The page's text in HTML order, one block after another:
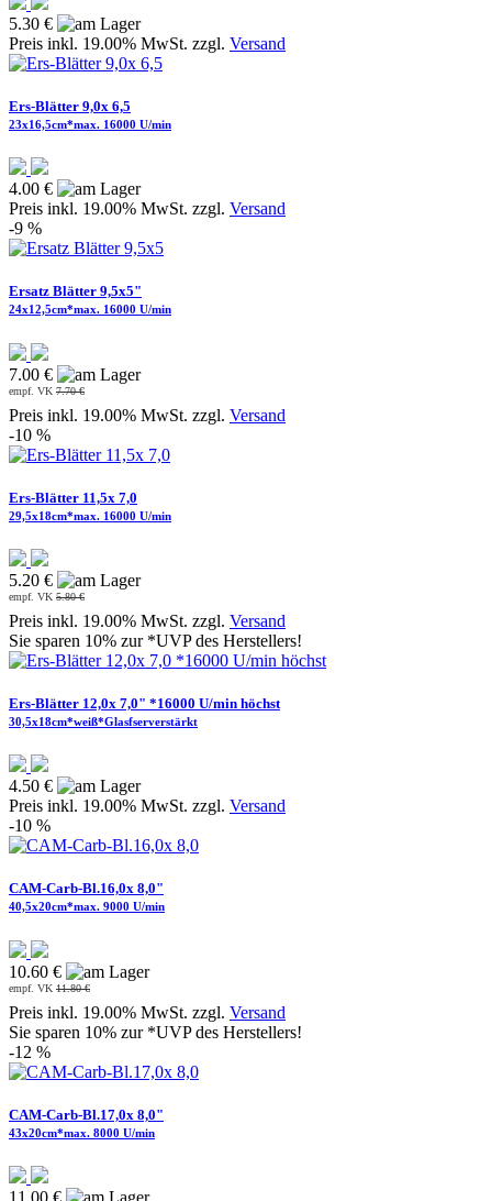
5.30 €
Preis inkl. 19.00% MwSt. zzgl. Versand
Ers-Blätter 9,0x 6,5
23x16,5cm*max. 16000 U/min
4.00 €
Preis inkl. 19.00% MwSt. zzgl. Versand
-9 %
Ersatz Blätter 9,5x5"
24x12,5cm*max. 16000 U/min
7.00 €
empf. VK 7.70 €
Preis inkl. 19.00% MwSt. zzgl. Versand
-10 %
Ers-Blätter 11,5x 7,0
29,5x18cm*max. 16000 U/min
5.20 €
empf. VK 5.80 €
Preis inkl. 19.00% MwSt. zzgl. Versand
Sie sparen 10% zur *UVP des Herstellers!
Ers-Blätter 12,0x 7,0" *16000 U/min höchst
30,5x18cm*weiß*Glasfserverstärkt
4.50 €
Preis inkl. 19.00% MwSt. zzgl. Versand
-10 %
CAM-Carb-Bl.16,0x 8,0"
40,5x20cm*max. 9000 U/min
10.60 €
empf. VK 11.80 €
Preis inkl. 19.00% MwSt. zzgl. Versand
Sie sparen 10% zur *UVP des Herstellers!
-12 %
CAM-Carb-Bl.17,0x 8,0"
43x20cm*max. 8000 U/min
11.00 €